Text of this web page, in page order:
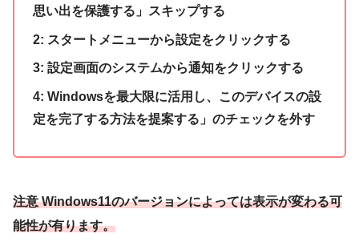
思い出を保護する」スキップする
2: スタートメニューから設定をクリックする
3: 設定画面のシステムから通知をクリックする
4: Windowsを最大限に活用し、このデバイスの設
定を完了する方法を提案する」のチェックを外す
注意 Windows11のバージョンによっては表示が変わる可
能性が有ります。